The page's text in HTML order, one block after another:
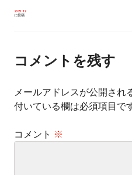
投
シ
ョ
2025.12
に投稿
コメントを残す
メールアドレスが公開され
付いている欄は必須項目で
コメント ※